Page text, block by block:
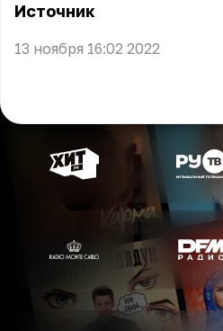
Источник
13 ноября 16:02 2022